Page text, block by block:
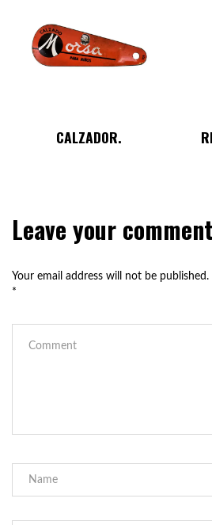
CALZADOR.
Leave your comment
Your email address will not be published.
*